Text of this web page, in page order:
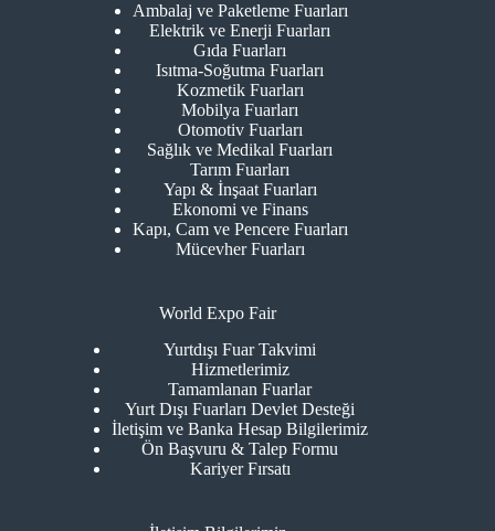
Ambalaj ve Paketleme Fuarları
Elektrik ve Enerji Fuarları
Gıda Fuarları
Isıtma-Soğutma Fuarları
Kozmetik Fuarları
Mobilya Fuarları
Otomotiv Fuarları
Sağlık ve Medikal Fuarları
Tarım Fuarları
Yapı & İnşaat Fuarları
Ekonomi ve Finans
Kapı, Cam ve Pencere Fuarları
Mücevher Fuarları
World Expo Fair
Yurtdışı Fuar Takvimi
Hizmetlerimiz
Tamamlanan Fuarlar
Yurt Dışı Fuarları Devlet Desteği
İletişim ve Banka Hesap Bilgilerimiz
Ön Başvuru & Talep Formu
Kariyer Fırsatı